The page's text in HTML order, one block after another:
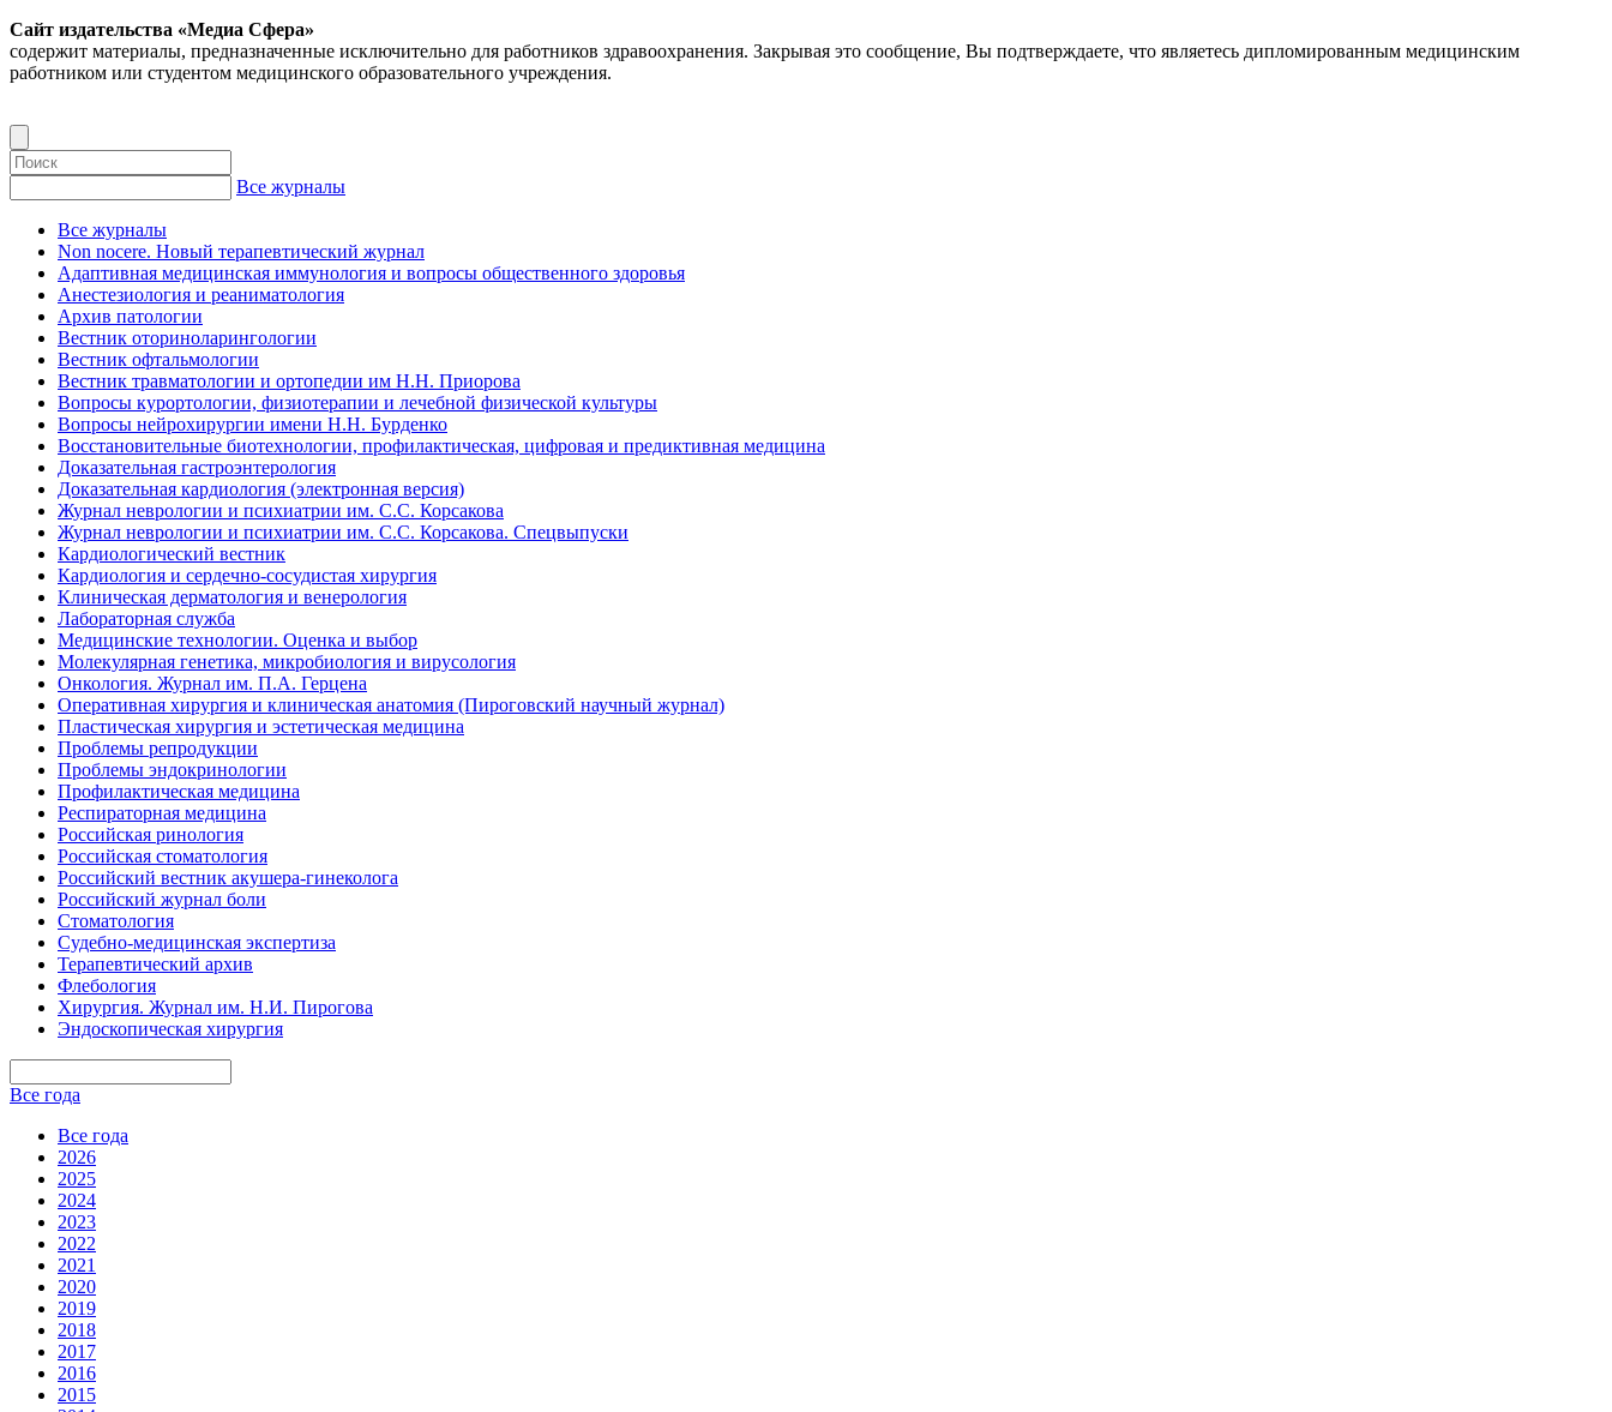
Сайт издательства «Медиа Сфера»
содержит материалы, предназначенные исключительно для работников здравоохранения. Закрывая это сообщение, Вы подтверждаете, что являетесь дипломированным медицинским
работником или студентом медицинского образовательного учреждения.
Все журналы
Все журналы
Non nocere. Новый терапевтический журнал
Адаптивная медицинская иммунология и вопросы общественного здоровья
Анестезиология и реаниматология
Архив патологии
Вестник оториноларингологии
Вестник офтальмологии
Вестник травматологии и ортопедии им Н.Н. Приорова
Вопросы курортологии, физиотерапии и лечебной физической культуры
Вопросы нейрохирургии имени Н.Н. Бурденко
Восстановительные биотехнологии, профилактическая, цифровая и предиктивная медицина
Доказательная гастроэнтерология
Доказательная кардиология (электронная версия)
Журнал неврологии и психиатрии им. С.С. Корсакова
Журнал неврологии и психиатрии им. С.С. Корсакова. Спецвыпуски
Кардиологический вестник
Кардиология и сердечно-сосудистая хирургия
Клиническая дерматология и венерология
Лабораторная служба
Медицинские технологии. Оценка и выбор
Молекулярная генетика, микробиология и вирусология
Онкология. Журнал им. П.А. Герцена
Оперативная хирургия и клиническая анатомия (Пироговский научный журнал)
Пластическая хирургия и эстетическая медицина
Проблемы репродукции
Проблемы эндокринологии
Профилактическая медицина
Респираторная медицина
Российская ринология
Российская стоматология
Российский вестник акушера-гинеколога
Российский журнал боли
Стоматология
Судебно-медицинская экспертиза
Терапевтический архив
Флебология
Хирургия. Журнал им. Н.И. Пирогова
Эндоскопическая хирургия
Все года
Все года
2026
2025
2024
2023
2022
2021
2020
2019
2018
2017
2016
2015